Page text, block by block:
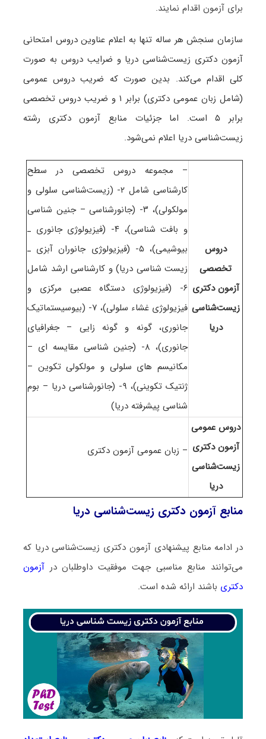
برای آزمون اقدام نمایند.
سازمان سنجش هر ساله تنها به اعلام عناوین دروس امتحانی
آزمون دکتری زیست‌شناسی دریا و ضرایب دروس به صورت
کلی اقدام می‌کند. بدین صورت که ضریب دروس عمومی
(شامل زبان عمومی دکتری) برابر ۱ و ضریب دروس تخصصی
برابر ۵ است
. اما جزئیات منابع آزمون دکتری رشته
زیست‌شناسی دریا اعلام نمی‌شود.
دروس
تخصصی
آزمون دکتری
زیست‌شناسی
دریا
– مجموعه دروس تخصصی در سطح
کارشناسی شامل ۲- (زیست‌شناسی سلولی و
مولکولی)، ۳- (جانورشناسی – جنین شناسی
و بافت شناسی)، ۴- (فیزیولوژی جانوری ـ
بیوشیمی)، ۵- (فیزیولوژی جانوران آبزی ـ
زیست شناسی دریا) و کارشناسی ارشد شامل
۶- (فیزیولوژی دستگاه عصبی مرکزی و
فیزیولوژی غشاء سلولی)، ۷- (بیوسیستماتیک
جانوری، گونه و گونه زایی – جغرافیای
جانوری)، ۸- (جنین شناسی مقایسه ای –
مکانیسم های سلولی و مولکولی تکوین –
ژنتیک تکوینی)، ۹- (جانورشناسی دریا – بوم
شناسی پیشرفته دریا)
دروس عمومی
آزمون دکتری
زیست‌شناسی
دریا
– زبان عمومی آزمون دکتری
منابع آزمون دکتری زیست‌شناسی دریا
در ادامه منابع پیشنهادی آزمون دکتری زیست‌شناسی دریا که
می‌توانند منابع مناسبی جهت موفقیت داوطلبان درآزمون
دکتری باشند ارائه شده است.